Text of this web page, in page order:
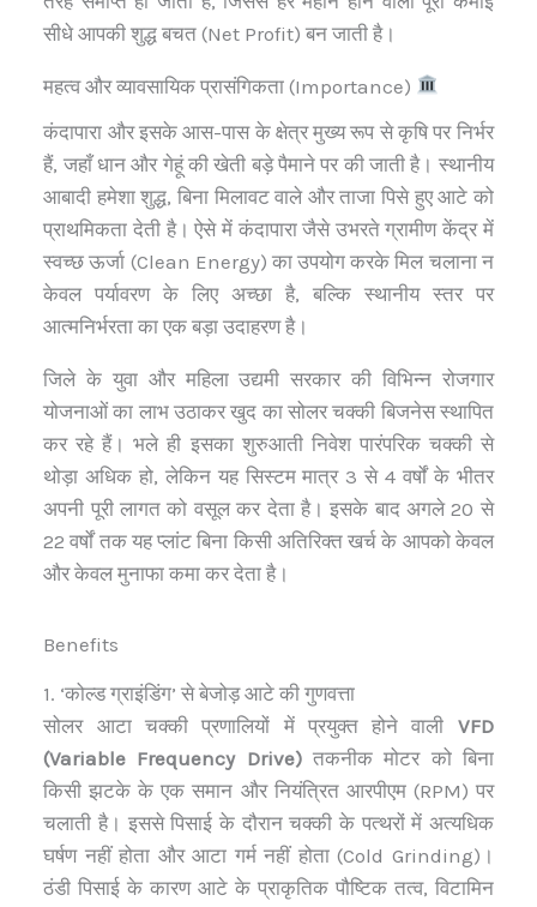
सीधे आपकी शुद्ध बचत (Net Profit) बन जाती है।
महत्व और व्यावसायिक प्रासंगिकता (Importance)
कंदापारा और इसके आस-पास के क्षेत्र मुख्य रूप से कृषि पर निर्भर
हैं, जहाँ धान और गेहूं की खेती बड़े पैमाने पर की जाती है। स्थानीय
आबादी हमेशा शुद्ध, बिना मिलावट वाले और ताजा पिसे हुए आटे को
प्राथमिकता देती है। ऐसे में कंदापारा जैसे उभरते ग्रामीण केंद्र में
स्वच्छ ऊर्जा (Clean Energy) का उपयोग करके मिल चलाना न
केवल पर्यावरण के लिए अच्छा है, बल्कि स्थानीय स्तर पर
आत्मनिर्भरता का एक बड़ा उदाहरण है।
जिले के युवा और महिला उद्यमी सरकार की विभिन्न रोजगार
योजनाओं का लाभ उठाकर खुद का सोलर चक्की बिजनेस स्थापित
कर रहे हैं। भले ही इसका शुरुआती निवेश पारंपरिक चक्की से
थोड़ा अधिक हो, लेकिन यह सिस्टम मात्र 3 से 4 वर्षों के भीतर
अपनी पूरी लागत को वसूल कर देता है। इसके बाद अगले 20 से
22 वर्षों तक यह प्लांट बिना किसी अतिरिक्त खर्च के आपको केवल
और केवल मुनाफा कमा कर देता है।
Benefits
1. ‘कोल्ड ग्राइंडिंग’ से बेजोड़ आटे की गुणवत्ता
सोलर आटा चक्की प्रणालियों में प्रयुक्त होने वाली VFD
(Variable Frequency Drive)तकनीक मोटर को बिना
किसी झटके के एक समान और नियंत्रित आरपीएम (RPM) पर
चलाती है। इससे पिसाई के दौरान चक्की के पत्थरों में अत्यधिक
घर्षण नहीं होता और आटा गर्म नहीं होता (Cold Grinding)।
ठंडी पिसाई के कारण आटे के प्राकृतिक पौष्टिक तत्व, विटामिन